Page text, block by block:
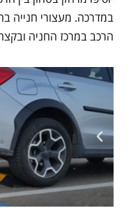
במדרכה. מעצורי חנייה
הרכב במרכז החניה